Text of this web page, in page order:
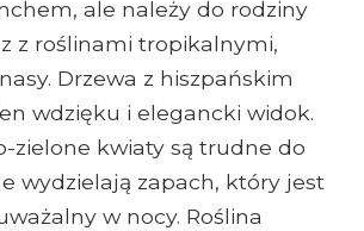
ale należy do rodziny
z roślinami tropikalnymi,
Drzewa z hiszpańskim
wdzięku i elegancki widok.
zielone kwiaty są trudne do
wydzielają zapach, który jest
w nocy. Roślina